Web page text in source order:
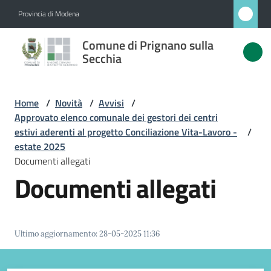
Provincia di Modena
Comune di Prignano sulla
Secchia
Comune
di
sulla
Secchia
Amministrazione
Novità
Servizi
Vivere
Home / Novità / Avvisi /
Approvato elenco comunale dei gestori dei centri
estivi aderenti al progetto Conciliazione Vita-Lavoro -
estate 2025
/
Documenti allegati
Documenti allegati
Ultimo aggiornamento:28-05-2025 11:36